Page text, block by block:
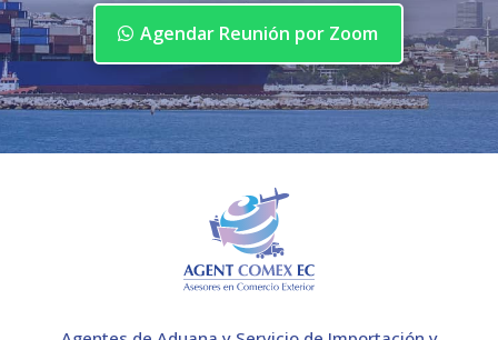
Agendar Reunión por Zoom